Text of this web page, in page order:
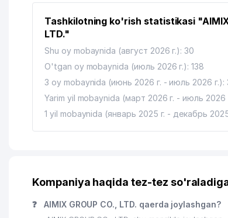
Tashkilotning ko'rish statistikasi "AIMIX
LTD."
Shu oy mobaynida (август 2026 г.): 30
O'tgan oy mobaynida (июль 2026 г.): 138
3 oy mobaynida (июнь 2026 г. - июль 2026 г.):
Yarim yil mobaynida (март 2026 г. - июль 2026
1 yil mobaynida (январь 2025 г. - декабрь
Kompaniya haqida tez-tez
❓ AIMIX GROUP CO., LTD. qaerda joylashgan?